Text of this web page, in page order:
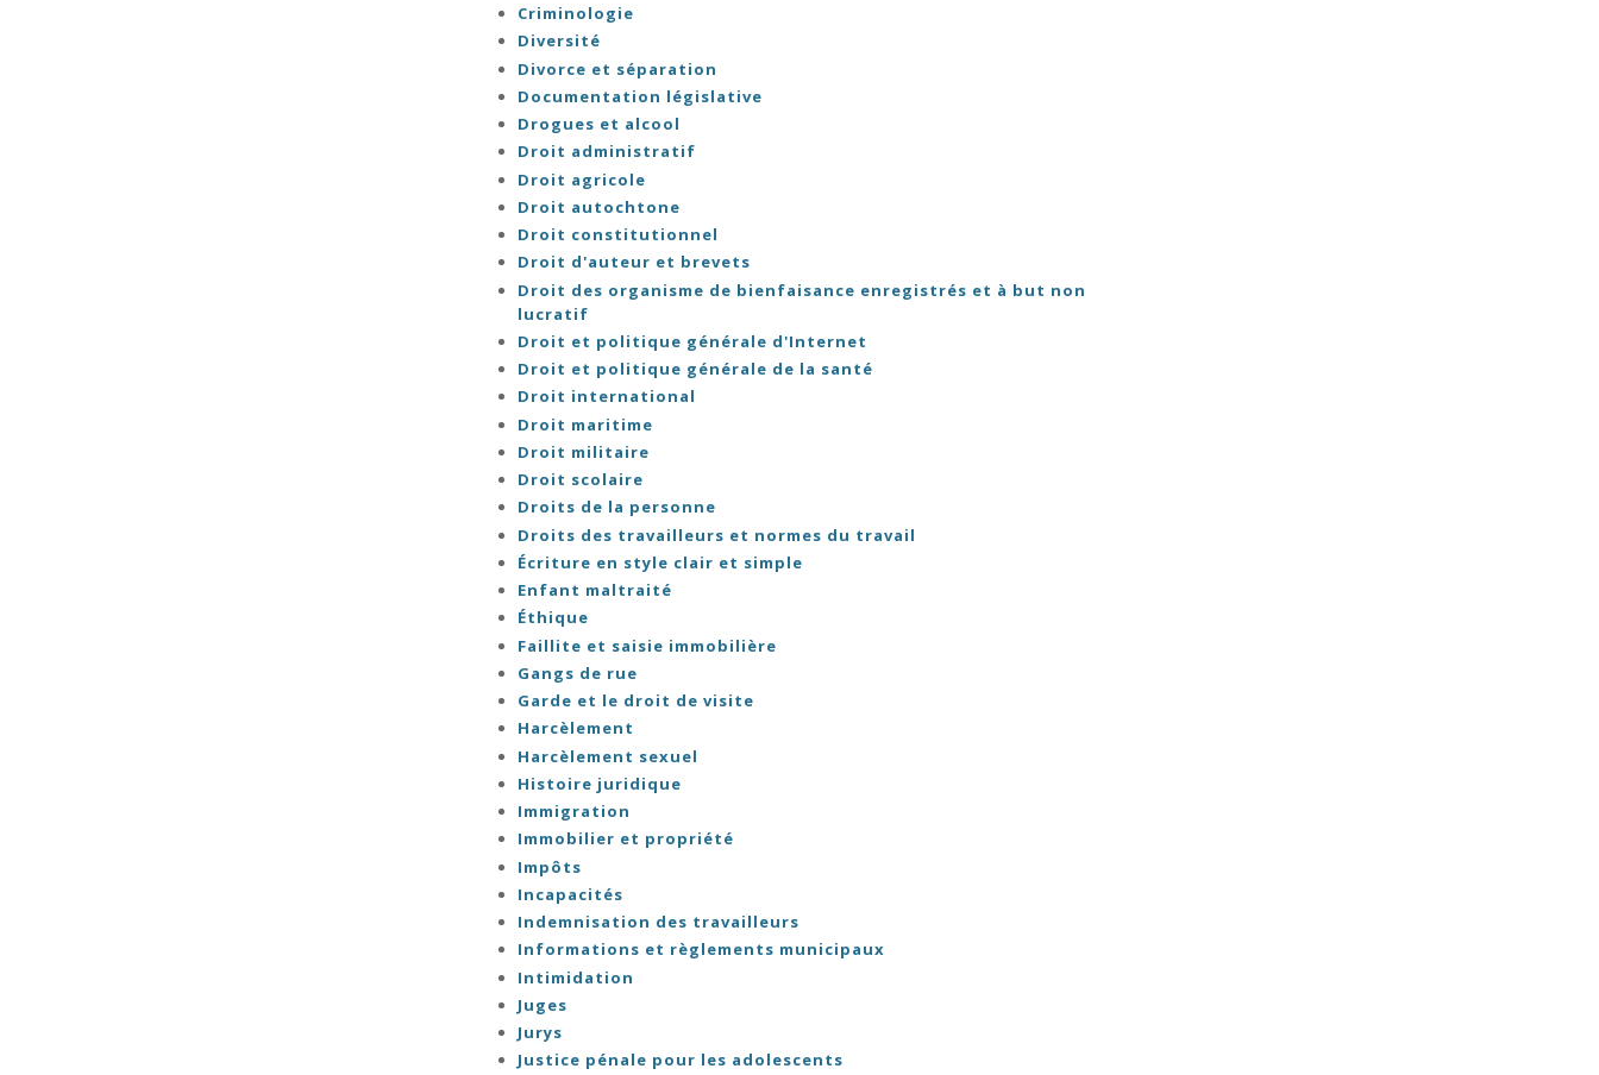
Criminologie
Diversité
Divorce et séparation
Documentation législative
Drogues et alcool
Droit administratif
Droit agricole
Droit autochtone
Droit constitutionnel
Droit d'auteur et brevets
Droit des organisme de bienfaisance enregistrés et à but non
lucratif
Droit et politique générale d'Internet
Droit et politique générale de la santé
Droit international
Droit maritime
Droit militaire
Droit scolaire
Droits de la personne
Droits des travailleurs et normes du travail
Écriture en style clair et simple
Enfant maltraité
Éthique
Faillite et saisie immobilière
Gangs de rue
Garde et le droit de visite
Harcèlement
Harcèlement sexuel
Histoire juridique
Immigration
Immobilier et propriété
Impôts
Incapacités
Indemnisation des travailleurs
Informations et règlements municipaux
Intimidation
Juges
Jurys
Justice pénale pour les adolescents